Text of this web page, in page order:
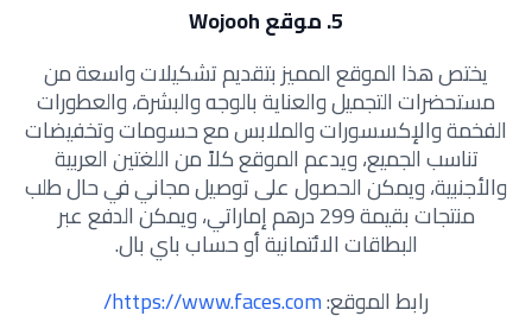
5. موقع Wojooh
يختص هذا الموقع المميز بتقديم تشكيلات واسعة من
مستحضرات التجميل والعناية بالوجه والبشرة، والعطورات
الفخمة والإكسسورات والملابس مع حسومات وتخفيضات
تناسب الجميع، ويدعم الموقع كلاً من اللغتين العربية
والأجنبية، ويمكن الحصول على توصيل مجاني في حال طلب
منتجات بقيمة 299 درهم إماراتي، ويمكن الدفع عبر
البطاقات الائتمانية أو حساب باي بال.
رابط الموقع:https://www.faces.com/